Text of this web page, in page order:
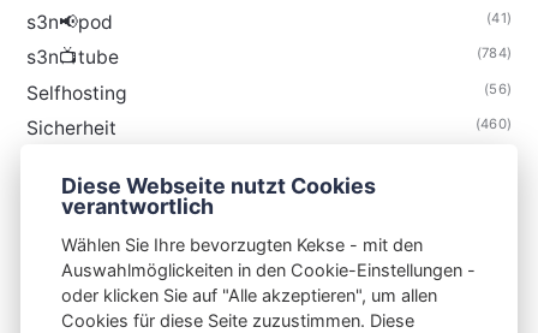
s3n📢pod (41)
s3n📺tube (784)
Selfhosting (56)
Sicherheit (460)
Thunderbird
Diese Webseite nutzt Cookies
verantwortlich
Wählen Sie Ihre bevorzugten Kekse - mit den
Auswahlmöglickeiten in den Cookie-Einstellungen -
oder klicken Sie auf "Alle akzeptieren", um allen
Cookies für diese Seite zuzustimmen. Diese